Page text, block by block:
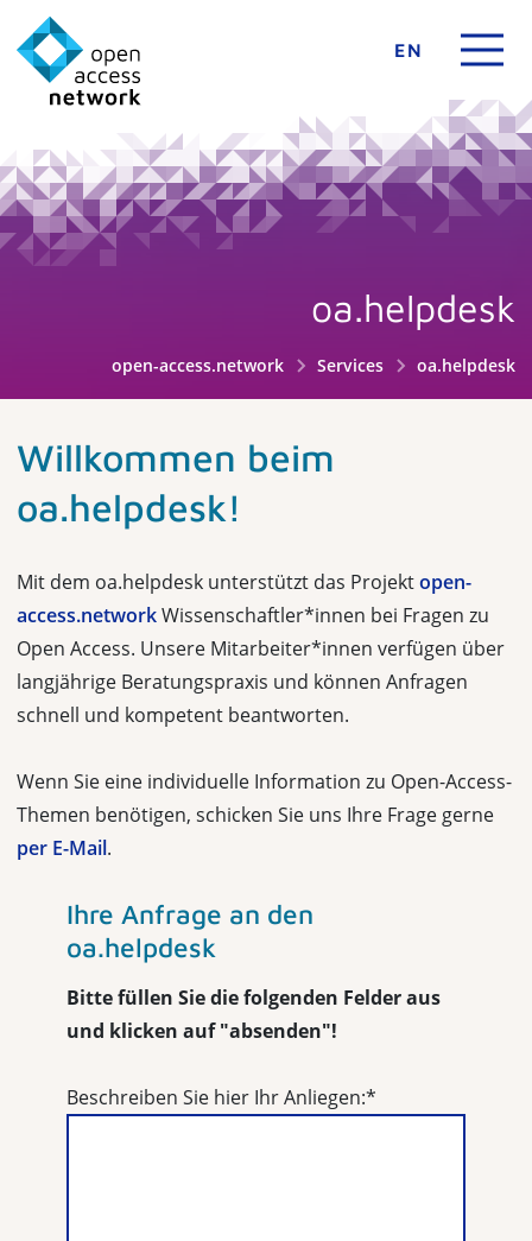
EN
oa.helpdesk
open-access.network Services oa.helpdesk
Willkommen beim
oa.helpdesk!
Mit dem oa.helpdesk unterstützt das Projektopen-
access.networkWissenschaftler*innen bei Fragen zu
Open Access. Unsere Mitarbeiter*innen verfügen über
langjährige Beratungspraxis und können Anfragen
schnell und kompetent beantworten.
Wenn Sie eine individuelle Information zu Open-Access-
Themen benötigen, schicken Sie uns Ihre Frage gerne
per E-Mail.
Ihre Anfrage an den
oa.helpdesk
Bitte füllen Sie die folgenden Felder aus
und klicken auf "absenden"!
Beschreiben Sie hier Ihr Anliegen:*